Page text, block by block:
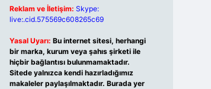
Reklam ve İletişim: Skype:
live:.cid.575569c608265c69
Yasal Uyarı: Bu internet sitesi, herhangi
bir marka, kurum veya şahıs şirketi ile
hiçbir bağlantısı bulunmamaktadır.
Sitede yalnızca kendi hazırladığımız
makaleler paylaşılmaktadır. Burada yer